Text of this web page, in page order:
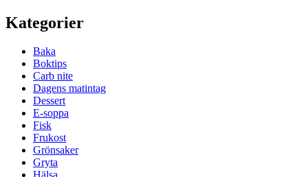
Kategorier
Baka
Boktips
Carb nite
Dagens matintag
Dessert
E-soppa
Fisk
Frukost
Grönsaker
Gryta